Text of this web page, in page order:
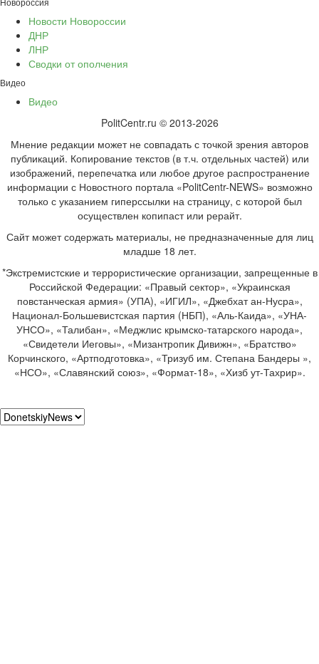
Новости Новороссии
ДНР
ЛНР
Сводки от ополчения
Видео
Видео
PolitCentr.ru © 2013-2026
Мнение редакции может не совпадать с точкой зрения авторов
публикаций. Копирование текстов (в т.ч. отдельных частей) или
изображений, перепечатка или любое другое распространение
информации с Новостного портала «PolitCentr-NEWS» возможно
только с указанием гиперссылки на страницу, с которой был
осуществлен копипаст или рерайт.
Сайт может содержать материалы, не предназначенные для лиц
младше 18 лет.
*Экстремистские и террористические организации, запрещенные в
Российской Федерации: «Правый сектор», «Украинская
повстанческая армия» (УПА), «ИГИЛ», «Джебхат ан-Нусра»,
Национал-Большевистская партия (НБП), «Аль-Каида», «УНА-
УНСО», «Талибан», «Меджлис крымско-татарского народа»,
«Свидетели Иеговы», «Мизантропик Дивижн», «Братство»
Корчинского, «Артподготовка», «Тризуб им. Степана Бандеры »,
«НСО», «Славянский союз», «Формат-18», «Хизб ут-Тахрир».